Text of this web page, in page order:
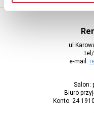
ul
e-mail:
Salon:
Biuro
Konto: 24